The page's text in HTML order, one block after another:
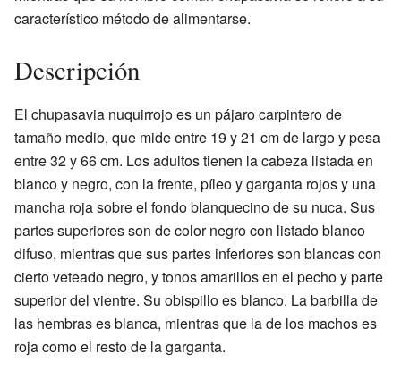
característico método de alimentarse.
Descripción
El chupasavia nuquirrojo es un pájaro carpintero de
tamaño medio, que mide entre 19 y 21 cm de largo y pesa
entre 32 y 66 cm. Los adultos tienen la cabeza listada en
blanco y negro, con la frente, píleo y garganta rojos y una
mancha roja sobre el fondo blanquecino de su nuca. Sus
partes superiores son de color negro con listado blanco
difuso, mientras que sus partes inferiores son blancas con
cierto veteado negro, y tonos amarillos en el pecho y parte
superior del vientre. Su obispillo es blanco. La barbilla de
las hembras es blanca, mientras que la de los machos es
roja como el resto de la garganta.